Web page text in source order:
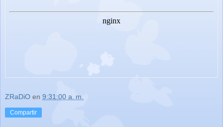
ZRaDiO en 9:31:00 a. m.
Compartir